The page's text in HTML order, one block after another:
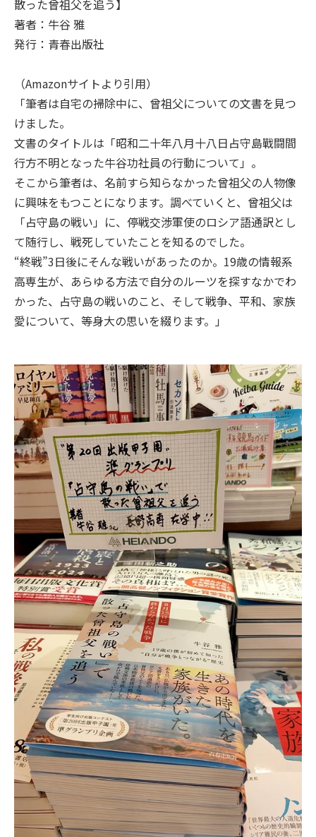
散った曾祖父を追う】
著者：牛谷 雅
発行：青春出版社
（Amazonサイトより引用）
「筆者は自宅の掃除中に、曾祖父についての文書を見つ
けました。
文書のタイトルは「昭和二十年八月十八日占守島戰闘間
行方不明となった牛谷功社員の行動について」。
そこから筆者は、名前すら知らなかった曾祖父の人物像
に興味をもつことになります。調べていくと、曾祖父は
「占守島の戦い」に、停戦交渉軍使のロシア語通訳とし
て随行し、戦死していたことを知るのでした。
“終戦”3日後にそんな戦いがあったのか。 19歳の情報系
高専生が、あらゆる方法で自分のルーツを探すなかでわ
かった、占守島の戦いのこと、そして戦争、平和、家族
愛について、等身大の思いを綴ります。」